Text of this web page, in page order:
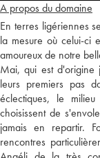
A propos du domaine
En terres ligériennes
la mesure où celui-ci
amoureux de notre
Mai, qui est d'origine
leurs premiers pas
éclectiques, le
choisissent de
jamais en repartir.
rencontres